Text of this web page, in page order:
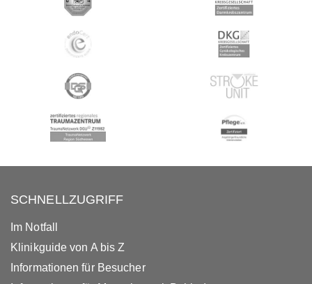
SCHNELLZUGRIFF
Im Notfall
Klinikguide von A bis Z
Informationen für Besucher